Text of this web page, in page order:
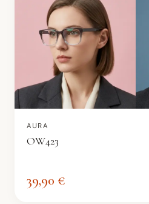
AURA
OW423
39,90 €